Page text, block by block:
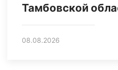
Тамбовской
08.08.2026